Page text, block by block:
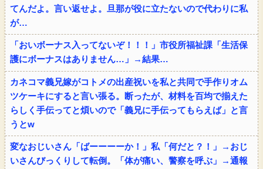
てんだよ。言い返せよ。旦那が役に立たないので代わりに私
が…
「おいボーナス入ってないぞ！！！」市役所福祉課「生活保
護にボーナスはありません…」→結果…
カネコマ義兄嫁がコトメの出産祝いを私と共同で手作りオム
ツケーキにすると言い張る。断ったが、材料を百均で揃えた
らしく手伝ってと煩いので「義兄に手伝ってもらえば」と言
うとw
変なおじいさん「ばーーーーか！」私「何だと？！」→おじ
いさんびっくりして転倒。「体が痛い、警察を呼ぶ」→通報